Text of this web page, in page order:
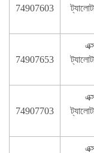
74907603
74907653
74907703